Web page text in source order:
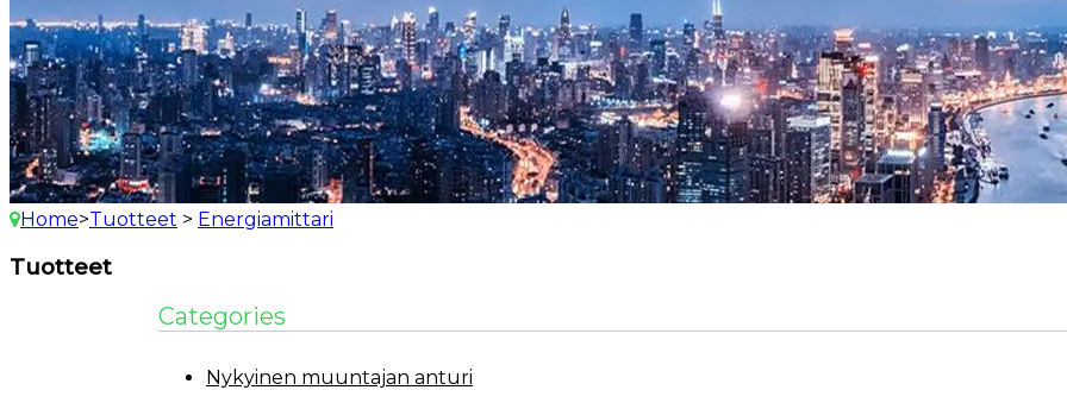
Home>Tuotteet > Energiamittari
Tuotteet
Categories
Nykyinen muuntajan anturi